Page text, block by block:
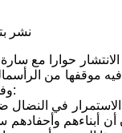
نشر بتاريخ
حوارا مع
موقفها من
وفي ما يلي أهم الموضوعات التي تضمنها الحوار:
في النضال
أن أبناءهم